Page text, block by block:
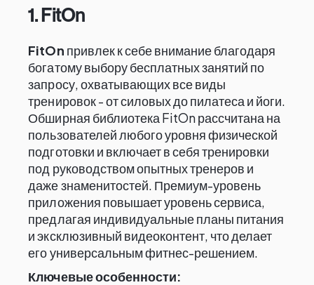
1. FitOn
FitOn привлек к себе внимание благодаря
богатому выбору бесплатных занятий по
запросу, охватывающих все виды
тренировок - от силовых до пилатеса и йоги.
Обширная библиотека FitOn рассчитана на
пользователей любого уровня физической
подготовки и включает в себя тренировки
под руководством опытных тренеров и
даже знаменитостей. Премиум-уровень
приложения повышает уровень сервиса,
предлагая индивидуальные планы питания
и эксклюзивный видеоконтент, что делает
его универсальным фитнес-решением.
Ключевые особенности: